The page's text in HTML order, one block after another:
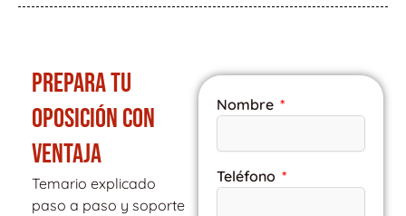
PREPARA TU
OPOSICIÓN CON
VENTAJA
Temario explicado
paso a paso y soporte
Nombre
Teléfono